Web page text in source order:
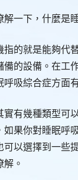
解一下，什麼是
指的就是能夠代
備的設備。在工
吸綜合症方面
實有幾種類型可
如果你對睡眠呼
可以選擇到一些
。